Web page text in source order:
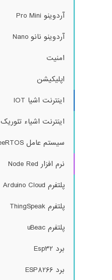
آردوینو Pro Mini
آردوینو نانو Nano
امنیت
اپلیکیشن
اینترنت اشیا IOT
اینترنت اشیاء تئوریک
سیستم عامل FreeRTOS
نرم افزار Node Red
پلتفرم Arduino Cloud
پلتفرم ThingSpeak
پلتفرم uBeac
برد Esp32
برد ESP8266